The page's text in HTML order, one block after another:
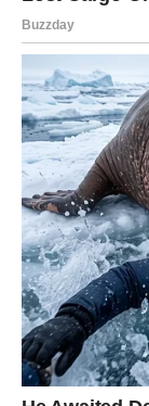
bila dio
o kojoj nikad
ko ga je
nepoznat? Bol
dimenziju –
poznavala
Naredni dani
kompleksna
razmišljati o
povezuje? Je
komunikacija,
opstaju i